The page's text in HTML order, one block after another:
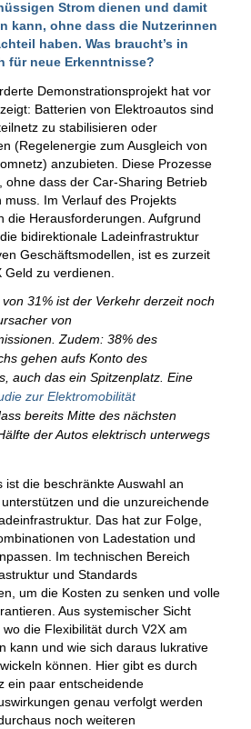
Strom dienen und damit
kann, ohne dass die Nutzerinnen
haben. Was braucht’s in
für neue Erkenntnisse?
Demonstrationsprojekt hat vor
Batterien von Elektroautos sind
zu stabilisieren oder
(Regelenergie zum Ausgleich von
anzubieten. Diese Prozesse
ohne dass der Car-Sharing Betrieb
Im Verlauf des Projekts
die Herausforderungen. Aufgrund
bidirektionale Ladeinfrastruktur
Geschäftsmodellen, ist es zurzeit
zu verdienen.
31% ist der Verkehr derzeit noch
von
Zudem: 38% des
gehen aufs Konto des
auch das ein Spitzenplatz. Eine
zur Elektromobilität
bereits Mitte des nächsten
der Autos elektrisch unterwegs
ist die beschränkte Auswahl an
und die unzureichende
Das hat zur Folge,
von Ladestation und
Im technischen Bereich
und Standards
um die Kosten zu senken und volle
Aus systemischer Sicht
die Flexibilität durch V2X am
kann und wie sich daraus lukrative
können. Hier gibt es durch
ein paar entscheidende
genau verfolgt werden
noch weiteren